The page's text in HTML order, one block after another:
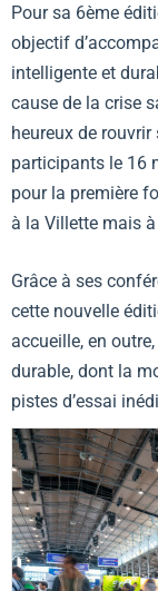
Pour sa 6ème
objectif
intelligente et
cause de la crise
heureux de rouvrir
participants le 16
pour la première
à la Villette mais
Grâce à ses
cette nouvelle
accueille, en
durable, dont la
pistes d’essai